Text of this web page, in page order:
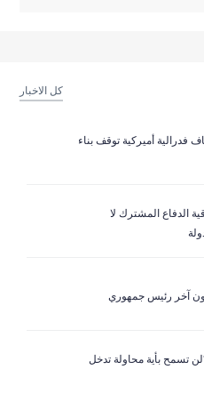
كل الاخبار
فدرالية أميركية توقف بناء
الدفاع المشترك لا
آخر رئيس جمهوري
تسمح بأية محاولة تدخل